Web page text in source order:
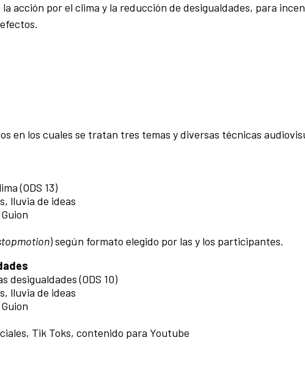
acción por el clima y la reducción de desigualdades, para
en los cuales se tratan tres temas y diversas técnicas
(ODS 13)
lluvia de ideas
) según formato elegido por las y los participantes.
desigualdades (ODS 10)
lluvia de ideas
Tik Toks, contenido para Youtube